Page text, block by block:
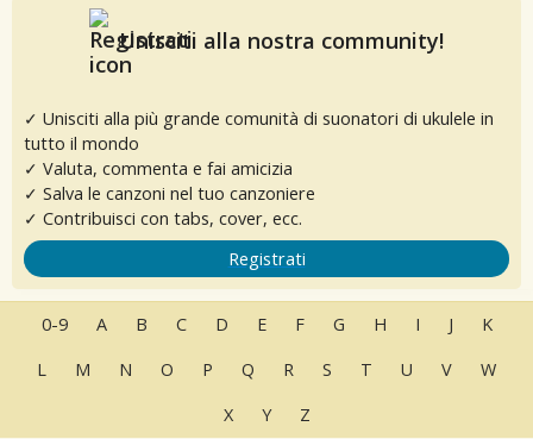
Unisciti alla nostra community!
✓ Unisciti alla più grande comunità di suonatori di ukulele in
tutto il mondo
✓ Valuta, commenta e fai amicizia
✓ Salva le canzoni nel tuo canzoniere
✓ Contribuisci con tabs, cover, ecc.
Registrati
0-9 A B C D E F G H I J
K
L
M N O P Q R S T U V
W
X
Y Z